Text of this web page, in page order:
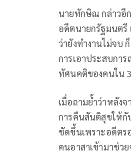
นายทักษิณ กล่าวอี
อดีตนายกรัฐมนตรี
ว่ายังทำงานไม่จบ
การเอาประสบกา
ทัศนคติของคนใน 3
เมื่อถามย้ำว่าหลัง
การคืนสันติสุขให้กั
ชัดขึ้นเพราะอดีตร
คนอาสาเข้ามาช่ว